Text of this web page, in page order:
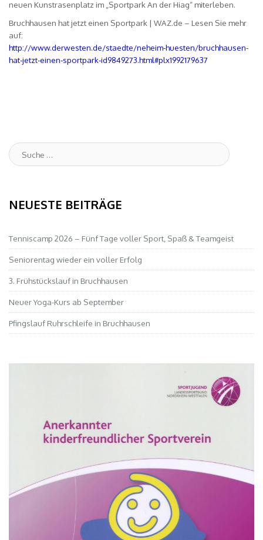
neuen Kunstrasenplatz im „Sportpark An der Hiag“ miterleben.
Bruchhausen hat jetzt einen Sportpark | WAZ.de – Lesen Sie mehr
auf:
http://www.derwesten.de/staedte/neheim-huesten/bruchhausen-
hat-jetzt-einen-sportpark-id9849273.html#plx1992179637
Suche
:
NEUESTE BEITRÄGE
Tenniscamp 2026 – Fünf Tage voller Sport, Spaß & Teamgeist
Seniorentag wieder ein voller Erfolg
3. Frühstückslauf in Bruchhausen
Neuer Yoga-Kurs ab September
Pfingslauf Ruhrschleife in Bruchhausen